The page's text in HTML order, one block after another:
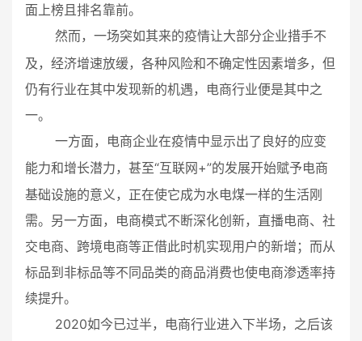
面上榜且排名靠前。
然而， 一场突如其来的疫情让大部分企业措手不
及， 经济增速放缓，各种风险和不确定性因素增多， 但
仍有行业在其中发现新的机遇，电商行业便是其中之
一。
一方面，电商企业在疫情中显示出了良好的应变
能力和增长潜力，甚至“互联网+”的发展开始赋予电商
基础设施的意义，正在使它成为水电煤一样的生活刚
需。 另一方面，电商模式不断深化创新，直播电商、社
交电商、跨境电商等正借此时机实现用户的新增 ； 而从
标品到非标品等不同品类的商品消费也使电商渗透率持
续提升。
2020如今已过半， 电商行业进入下半场， 之后该